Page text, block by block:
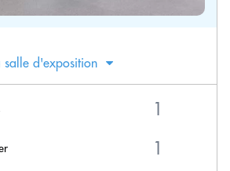
salle d'exposition